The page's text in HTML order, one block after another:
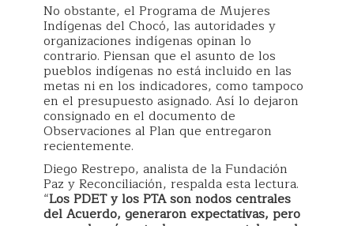
No obstante, el Programa de Mujeres
Indígenas del Chocó, las autoridades y
organizaciones indígenas opinan lo
contrario. Piensan que el asunto de los
pueblos indígenas no está incluido en las
metas ni en los indicadores, como tampoco
en el presupuesto asignado. Así lo dejaron
consignado en el documento de
Observaciones al Plan que entregaron
recientemente.
Diego Restrepo, analista de la Fundación
Paz y Reconciliación, respalda esta lectura.
“Los PDET y los PTA son nodos centrales
del Acuerdo, generaron expectativas, pero